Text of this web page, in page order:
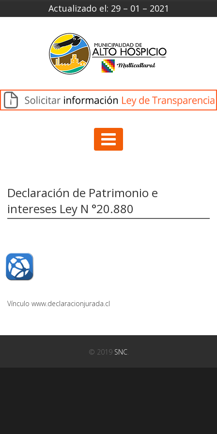
Actualizado el: 29 – 01 – 2021
Declaración de Patrimonio e
intereses Ley N °20.880
Vínculo www.declaracionjurada.cl
© 2019 SNC.